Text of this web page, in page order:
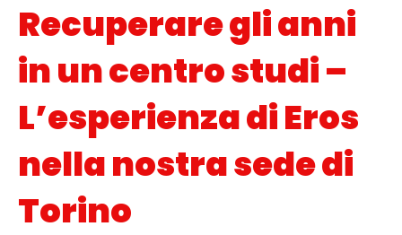
Recuperare gli anni
in un centro studi –
L’esperienza di Eros
nella nostra sede di
Torino